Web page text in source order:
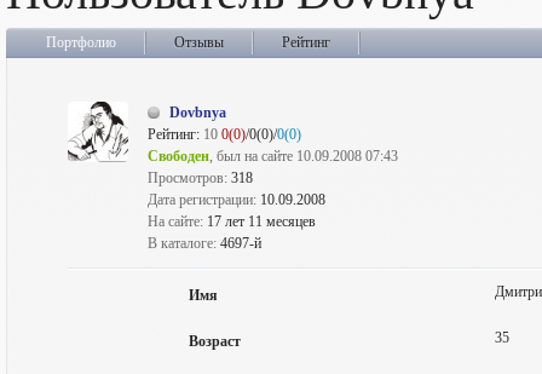
Портфолио Отзывы Рейтинг
Dovbnya
Рейтинг: 10 0(0)/0(0)/0(0)
Свободен, был на сайте 10.09.2008 07:43
Просмотров: 318
Дата регистрации: 10.09.2008
На сайте: 17 лет 11 месяцев
В каталоге: 4697-й
Имя
Возраст 35